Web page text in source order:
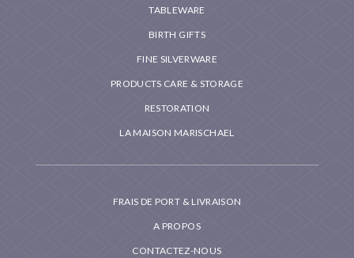
TABLEWARE
BIRTH GIFTS
FINE SILVERWARE
PRODUCTS CARE & STORAGE
RESTORATION
LA MAISON MARISCHAEL
FRAIS DE PORT & LIVRAISON
A PROPOS
CONTACTEZ-NOUS